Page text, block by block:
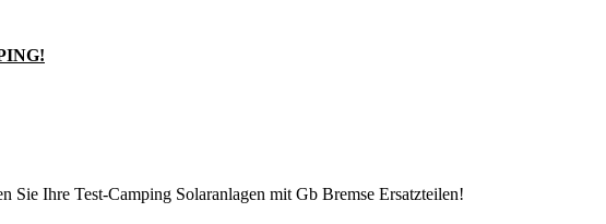
Sie Ihre Test-Camping Solaranlagen mit Gb Bremse Ersatzteilen!